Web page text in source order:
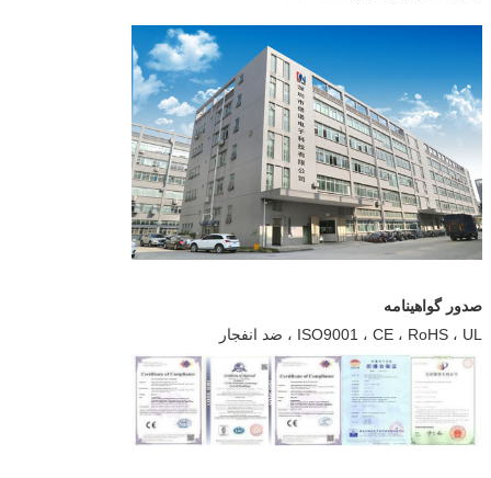
صدور گواهینامه
ISO9001 ، CE ، RoHS ، UL ، ضد انفجار